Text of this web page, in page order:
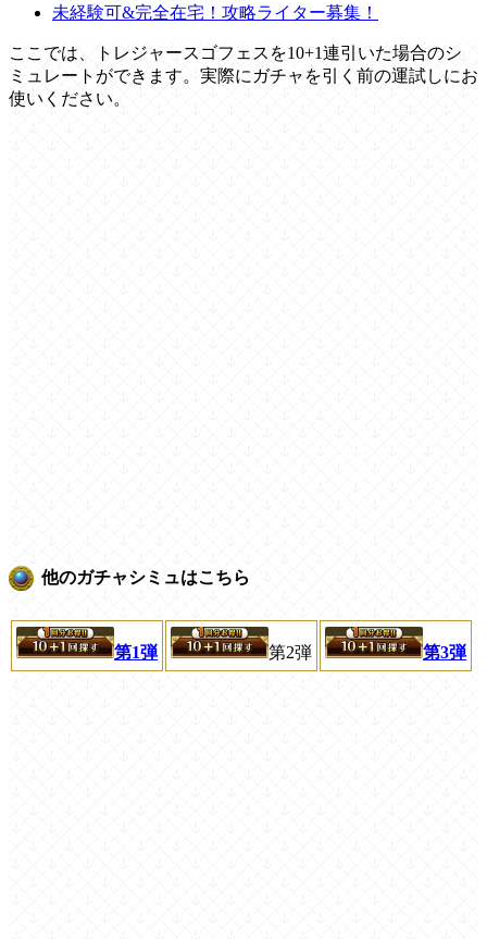
未経験可&完全在宅！攻略ライター募集！
ここでは、トレジャースゴフェスを10+1連引いた場合のシ
ミュレートができます。実際にガチャを引く前の運試しにお
使いください。
他のガチャシミュはこちら
第1弾 第2弾 第3弾